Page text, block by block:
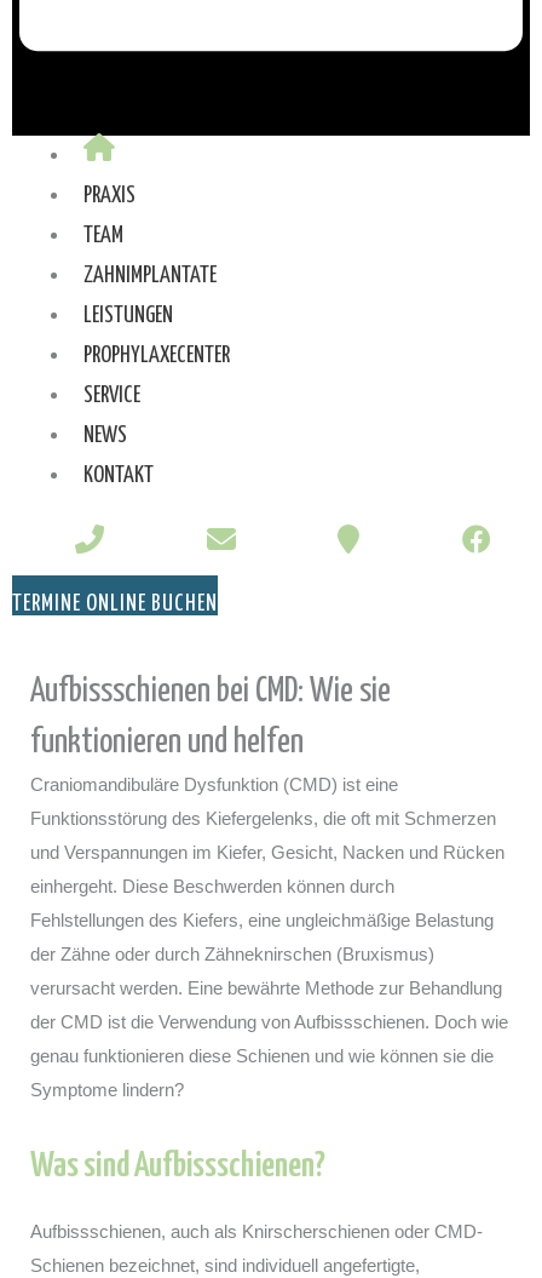
PRAXIS
TEAM
ZAHNIMPLANTATE
LEISTUNGEN
PROPHYLAXECENTER
SERVICE
NEWS
KONTAKT
TERMINE ONLINE BUCHEN
Aufbissschienen bei CMD: Wie sie
funktionieren und helfen
Craniomandibuläre Dysfunktion (CMD) ist eine
Funktionsstörung des Kiefergelenks, die oft mit Schmerzen
und Verspannungen im Kiefer, Gesicht, Nacken und Rücken
einhergeht. Diese Beschwerden können durch
Fehlstellungen des Kiefers, eine ungleichmäßige Belastung
der Zähne oder durch Zähneknirschen (Bruxismus)
verursacht werden. Eine bewährte Methode zur Behandlung
der CMD ist die Verwendung von Aufbissschienen. Doch wie
genau funktionieren diese Schienen und wie können sie die
Symptome lindern?
Was sind Aufbissschienen?
Aufbissschienen, auch als Knirscherschienen oder CMD-
Schienen bezeichnet, sind individuell angefertigte,